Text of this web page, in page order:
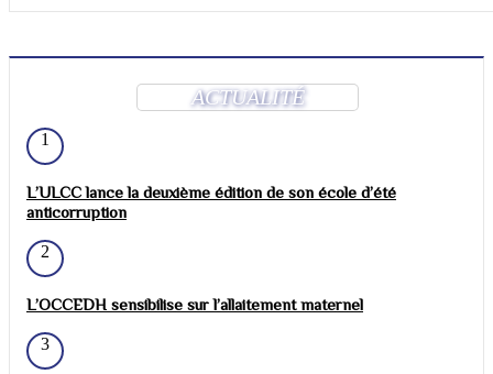
ACTUALITÉ
1
L’ULCC lance la deuxième édition de son école d’été
anticorruption
2
L’OCCEDH sensibilise sur l’allaitement maternel
3